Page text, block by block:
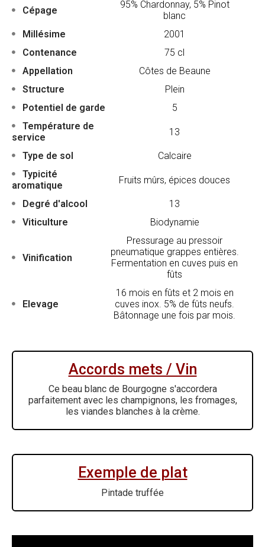
Cépage
95% Chardonnay, 5% Pinot
blanc
Millésime
2001
Contenance
75 cl
Appellation
Côtes de Beaune
Structure
Plein
Potentiel de garde
5
Température de
service
13
Type de sol
Calcaire
Typicité
aromatique
Fruits mûrs, épices douces
Degré d'alcool
13
Viticulture
Biodynamie
Vinification
Pressurage au pressoir
pneumatique grappes entières.
Fermentation en cuves puis en
fûts
Elevage
16 mois en fûts et 2 mois en
cuves inox. 5% de fûts neufs.
Bâtonnage une fois par mois.
Accords mets / Vin
Ce beau blanc de Bourgogne s'accordera
parfaitement avec les champignons, les fromages,
les viandes blanches à la crème.
Exemple de plat
Pintade truffée